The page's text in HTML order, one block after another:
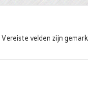
Vereiste velden zijn